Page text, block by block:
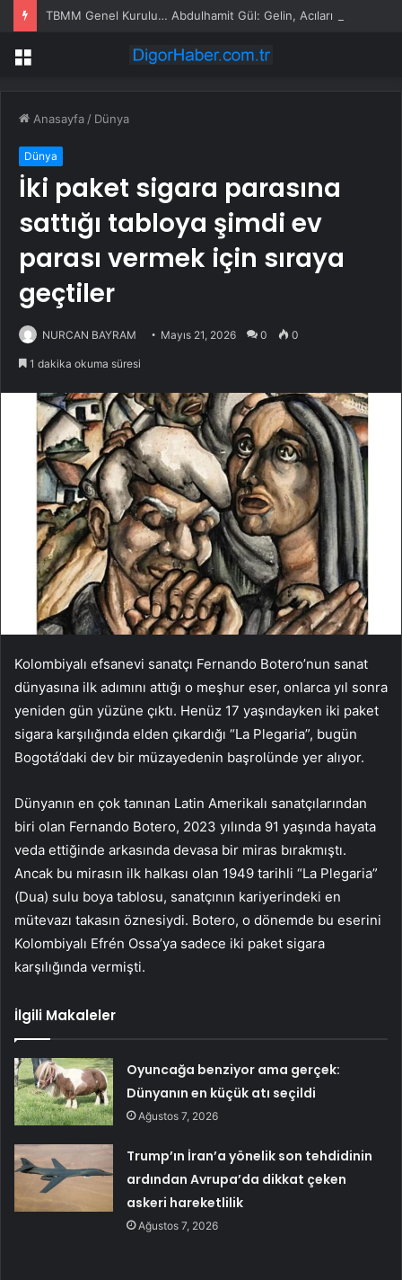
Menü
Anasayfa / Dünya
Dünya
İki paket sigara parasına
sattığı tabloya şimdi ev
parası vermek için sıraya
geçtiler
NURCAN BAYRAM Mayıs 21, 2026 0 0
1 dakika okuma süresi
Kolombiyalı efsanevi sanatçı Fernando Botero’nun sanat
dünyasına ilk adımını attığı o meşhur eser, onlarca yıl sonra
yeniden gün yüzüne çıktı. Henüz 17 yaşındayken iki paket
sigara karşılığında elden çıkardığı “La Plegaria”, bugün
Bogotá’daki dev bir müzayedenin başrolünde yer alıyor.
Dünyanın en çok tanınan Latin Amerikalı sanatçılarından
biri olan Fernando Botero, 2023 yılında 91 yaşında hayata
veda ettiğinde arkasında devasa bir miras bırakmıştı.
Ancak bu mirasın ilk halkası olan 1949 tarihli “La Plegaria”
(Dua) sulu boya tablosu, sanatçının kariyerindeki en
mütevazı takasın öznesiydi. Botero, o dönemde bu eserini
Kolombiyalı Efrén Ossa’ya sadece iki paket sigara
karşılığında vermişti.
İlgili Makaleler
Oyuncağa benziyor ama gerçek:
Dünyanın en küçük atı seçildi
Ağustos 7, 2026
Trump’ın İran’a yönelik son tehdidinin
ardından Avrupa’da dikkat çeken
askeri hareketlilik
Ağustos 7, 2026